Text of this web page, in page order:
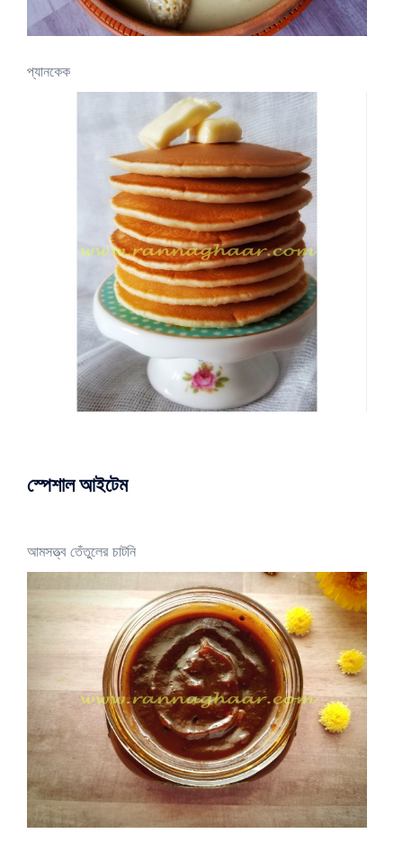
প্যানকেক
স্পেশাল আইটেম
আমসত্ত্ব তেঁতুলের চাটনি